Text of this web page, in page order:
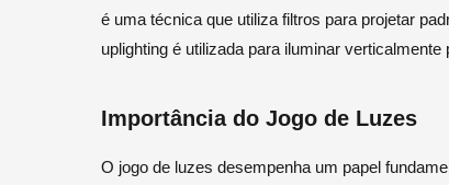
é uma técnica que utiliza filtros para projetar
uplighting é utilizada para iluminar
Importância do Jogo de Luzes
O jogo de luzes desempenha um papel